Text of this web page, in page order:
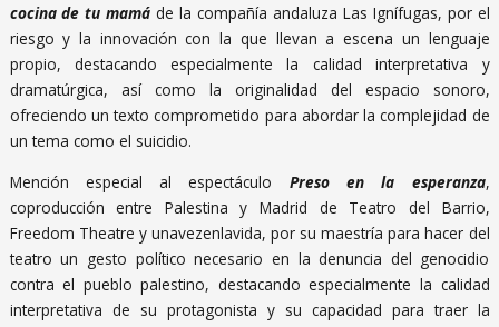
cocina de tu mamá de la compañía andaluza Las Ignífugas, por el
riesgo y la innovación con la que llevan a escena un lenguaje
propio, destacando especialmente la calidad interpretativa y
dramatúrgica, así como la originalidad del espacio sonoro,
ofreciendo un texto comprometido para abordar la complejidad de
un tema como el suicidio.
Mención especial al espectáculo Preso en la esperanza,
coproducción entre Palestina y Madrid de Teatro del Barrio,
Freedom Theatre y unavezenlavida, por su maestría para hacer del
teatro un gesto político necesario en la denuncia del genocidio
contra el pueblo palestino, destacando especialmente la calidad
interpretativa de su protagonista y su capacidad para traer la